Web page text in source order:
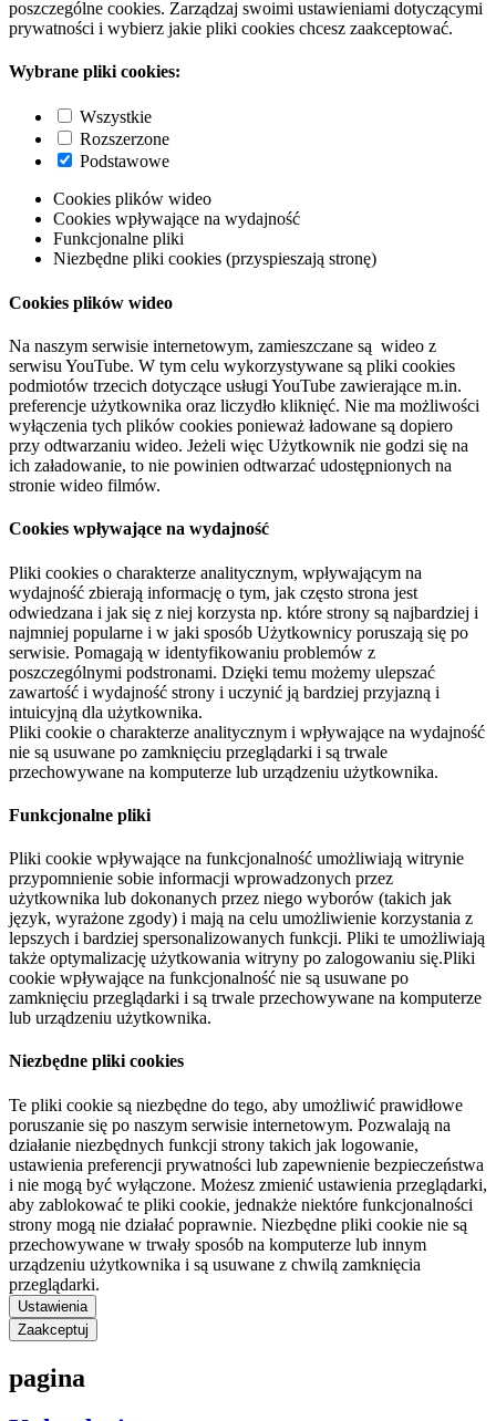
poszczególne cookies. Zarządzaj swoimi ustawieniami dotyczącymi
prywatności i wybierz jakie pliki cookies chcesz zaakceptować.
Wybrane pliki cookies:
Wszystkie
Rozszerzone
Podstawowe
Cookies plików wideo
Cookies wpływające na wydajność
Funkcjonalne pliki
Niezbędne pliki cookies (przyspieszają stronę)
Cookies plików wideo
Na naszym serwisie internetowym, zamieszczane są wideo z
serwisu YouTube. W tym celu wykorzystywane są pliki cookies
podmiotów trzecich dotyczące usługi YouTube zawierające m.in.
preferencje użytkownika oraz liczydło kliknięć. Nie ma możliwości
wyłączenia tych plików cookies ponieważ ładowane są dopiero
przy odtwarzaniu wideo. Jeżeli więc Użytkownik nie godzi się na
ich załadowanie, to nie powinien odtwarzać udostępnionych na
stronie wideo filmów.
Cookies wpływające na wydajność
Pliki cookies o charakterze analitycznym, wpływającym na
wydajność zbierają informację o tym, jak często strona jest
odwiedzana i jak się z niej korzysta np. które strony są najbardziej i
najmniej popularne i w jaki sposób Użytkownicy poruszają się po
serwisie. Pomagają w identyfikowaniu problemów z
poszczególnymi podstronami. Dzięki temu możemy ulepszać
zawartość i wydajność strony i uczynić ją bardziej przyjazną i
intuicyjną dla użytkownika.
Pliki cookie o charakterze analitycznym i wpływające na wydajność
nie są usuwane po zamknięciu przeglądarki i są trwale
przechowywane na komputerze lub urządzeniu użytkownika.
Funkcjonalne pliki
Pliki cookie wpływające na funkcjonalność umożliwiają witrynie
przypomnienie sobie informacji wprowadzonych przez
użytkownika lub dokonanych przez niego wyborów (takich jak
język, wyrażone zgody) i mają na celu umożliwienie korzystania z
lepszych i bardziej spersonalizowanych funkcji. Pliki te umożliwiają
także optymalizację użytkowania witryny po zalogowaniu się.Pliki
cookie wpływające na funkcjonalność nie są usuwane po
zamknięciu przeglądarki i są trwale przechowywane na komputerze
lub urządzeniu użytkownika.
Niezbędne pliki cookies
Te pliki cookie są niezbędne do tego, aby umożliwić prawidłowe
poruszanie się po naszym serwisie internetowym. Pozwalają na
działanie niezbędnych funkcji strony takich jak logowanie,
ustawienia preferencji prywatności lub zapewnienie bezpieczeństwa
i nie mogą być wyłączone. Możesz zmienić ustawienia przeglądarki,
aby zablokować te pliki cookie, jednakże niektóre funkcjonalności
strony mogą nie działać poprawnie. Niezbędne pliki cookie nie są
przechowywane w trwały sposób na komputerze lub innym
urządzeniu użytkownika i są usuwane z chwilą zamknięcia
przeglądarki.
Ustawienia
Zaakceptuj
pagina